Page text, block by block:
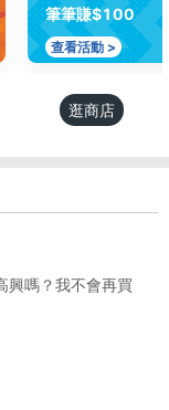
筆筆賺$100
查看活動 >
逛商店
興嗎？我不會再買